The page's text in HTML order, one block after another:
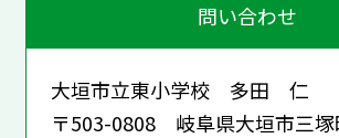
問い合わせ
大垣市立東小学校 多田 仁
〒503-0808 岐阜県大垣市三塚